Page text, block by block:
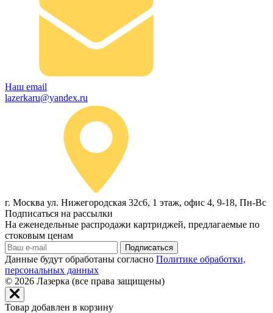
Наш email
lazerkaru@yandex.ru
г. Москва ул. Нижегородская 32с6, 1 этаж, офис 4, 9-18, Пн-Вс
Подписаться на рассылки
На еженедельные распродажи картриджей, предлагаемые по
стоковым ценам
Подписаться
Данные будут обработаны согласно Политике обработки,
персональных данных
© 2026 Лазерка (все права защищены)
Товар добавлен в корзину